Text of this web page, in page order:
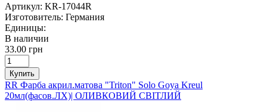
Артикул: KR-17044R
Изготовитель: Германия
Единицы:
В наличии
33.00 грн
Купить
RR Фарба акрил.матова "Triton" Solo Goya Kreul
20мл(фасов.ЛХ)| ОЛИВКОВИЙ СВІТЛИЙ